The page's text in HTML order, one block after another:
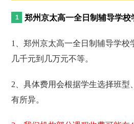
郑州京太高一全日制辅导学校
1、郑州京太高一全日制辅导学校
几千元到几万元不等。
2、具体费用会根据学生选择班型
有所异。